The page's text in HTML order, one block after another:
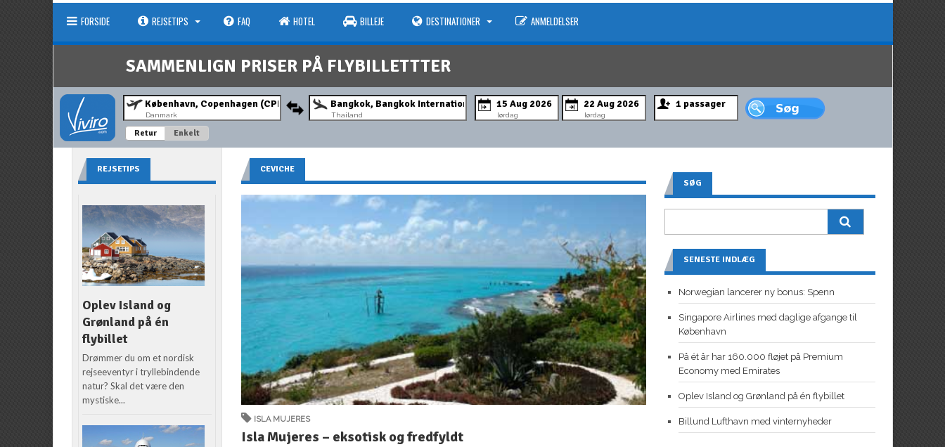
FORSIDE REJSETIPS FAQ HOTEL BILLEJE DESTINATIONER ANMELDELSER
SAMMENLIGN PRISER PÅ FLYBILLETTTER
Danmark Thailand lørdag lørdag
Retur Enkelt
CEVICHE
ISLA MUJERES
Isla Mujeres – eksotisk og fredfyldt
REJSETIPS
Oplev Island og
Grønland på én
flybillet
Drømmer du om et nordisk
rejseeventyr i tryllebindende
natur? Skal det være den
mystiske...
SØG
SENESTE INDLÆG
Norwegian lancerer ny bonus: Spenn
Singapore Airlines med daglige afgange til
København
På ét år har 160.000 fløjet på Premium
Economy med Emirates
Oplev Island og Grønland på én flybillet
Billund Lufthavn med vinternyheder